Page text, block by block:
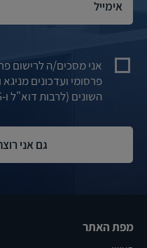
אני מסכים/ה לרישום
פרסומי ועדכונים
השונים (לרבות דוא"ל ו-SMS) כמפורט במדיניות הפרטיות.
מפת האתר